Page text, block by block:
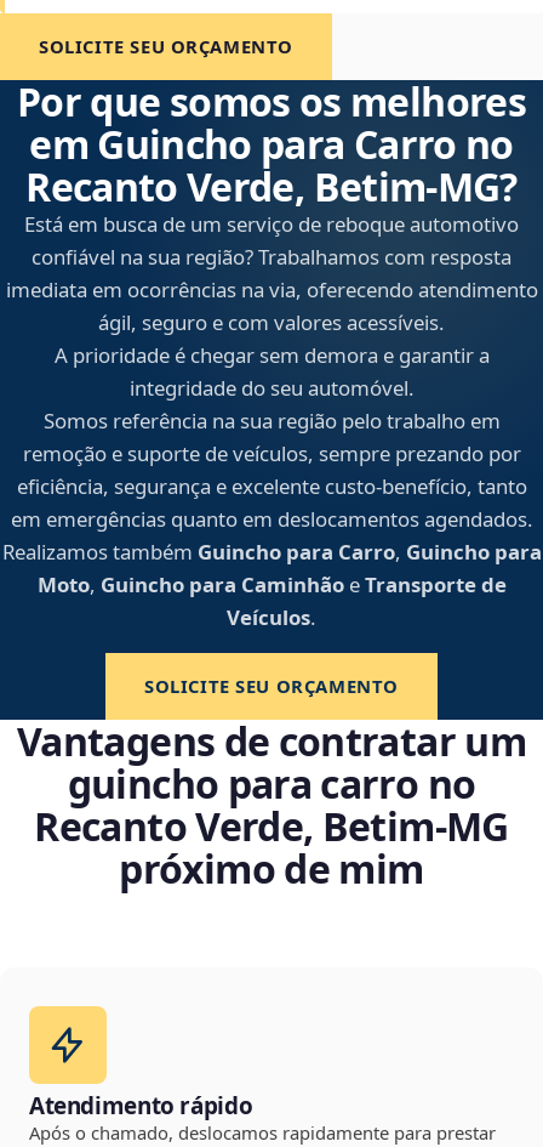
SOLICITE SEU ORÇAMENTO
Por que somos os melhores
em Guincho para Carro no
Recanto Verde, Betim‑MG?
Está em busca de um serviço de reboque automotivo
confiável na sua região? Trabalhamos com resposta
imediata em ocorrências na via, oferecendo atendimento
ágil, seguro e com valores acessíveis.
A prioridade é chegar sem demora e garantir a
integridade do seu automóvel.
Somos referência na sua região pelo trabalho em
remoção e suporte de veículos, sempre prezando por
eficiência, segurança e excelente custo-benefício, tanto
em emergências quanto em deslocamentos agendados.
Realizamos também Guincho para Carro, Guincho para
Moto, Guincho para CaminhãoeTransporte de
Veículos.
SOLICITE SEU ORÇAMENTO
Vantagens de contratar um
guincho para carro no
Recanto Verde, Betim‑MG
próximo de mim
Atendimento rápido
Após o chamado, deslocamos rapidamente para prestar